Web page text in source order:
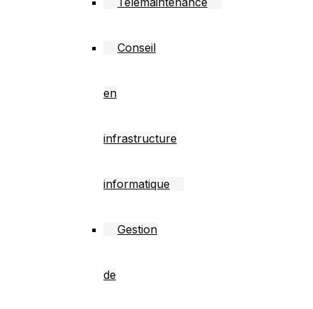
Conseil
en
infrastructure
informatique
Gestion
de